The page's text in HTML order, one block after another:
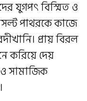
যুগপৎ বিস্মিত ও
পাথরকে কাজে
প্রায় বিরল
করিয়ে দেয়
সামাজিক